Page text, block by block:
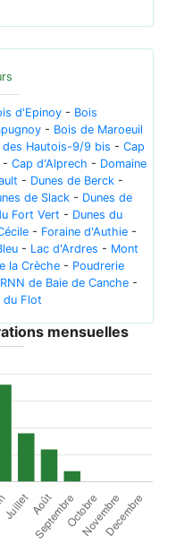
d'Epinoy - Bois
- Bois de Maroeuil
des Hautois-9/9 bis - Cap
- Cap d'Alprech - Domaine
- Dunes de Berck -
de Slack - Dunes de
Fort Vert - Dunes du
- Foraine d'Authie -
- Lac d'Ardres - Mont
la Crèche - Poudrerie
RNN de Baie de Canche -
du Flot
mensuelles